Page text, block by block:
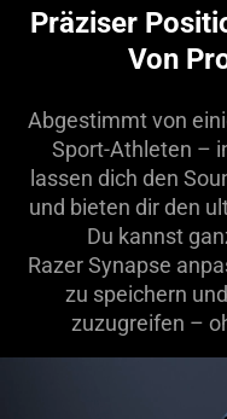
Präziser
Von
Abgestimmt von
Sport-Athleten –
lassen dich den
und bieten dir den
Du kannst
Razer Synapse
zu speichern
zuzugreifen –